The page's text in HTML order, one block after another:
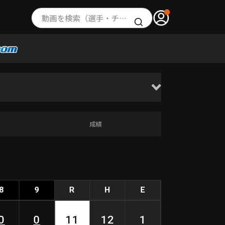
動画を検索（選手・チーム・プレー内容…）
成績
8 9 R H E
0 11 12 1